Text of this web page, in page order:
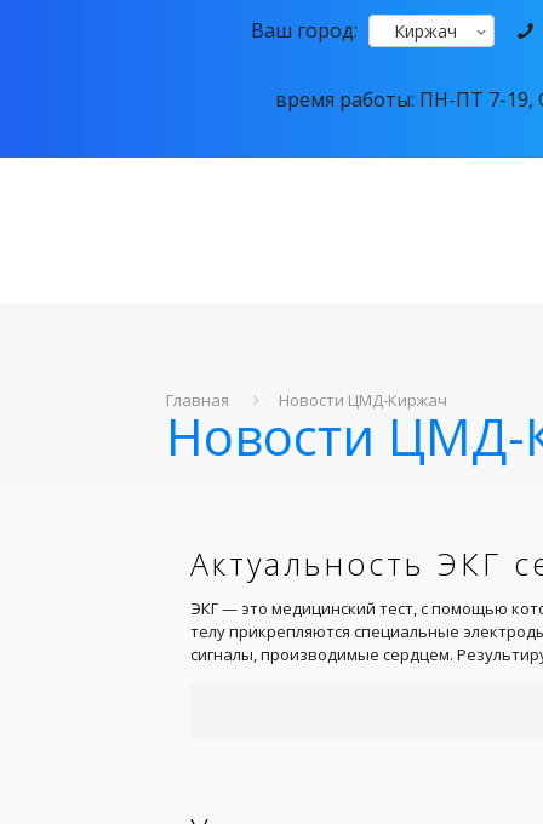
Ваш город: Киржач
время работы: ПН-ПТ 7-19,
Главная Новости ЦМД-Киржач
Новости
Актуальность ЭКГ
ЭКГ — это медицинский тест, с помощью
телу прикрепляются специальные
сигналы, производимые сердцем.